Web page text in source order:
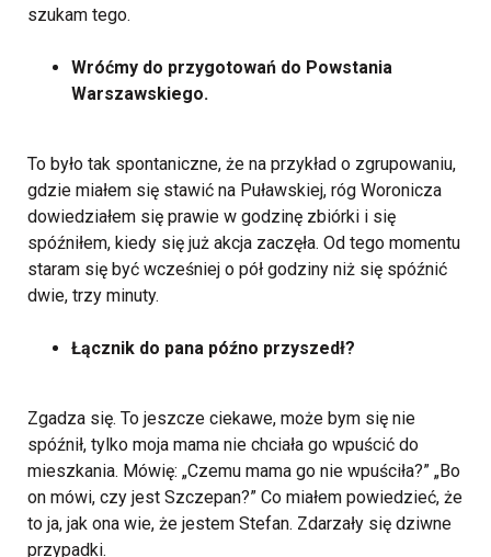
szukam tego.
Wróćmy do przygotowań do Powstania
Warszawskiego.
To było tak spontaniczne, że na przykład o zgrupowaniu,
gdzie miałem się stawić na Puławskiej, róg Woronicza
dowiedziałem się prawie w godzinę zbiórki i się
spóźniłem, kiedy się już akcja zaczęła. Od tego momentu
staram się być wcześniej o pół godziny niż się spóźnić
dwie, trzy minuty.
Łącznik do pana późno przyszedł?
Zgadza się. To jeszcze ciekawe, może bym się nie
spóźnił, tylko moja mama nie chciała go wpuścić do
mieszkania. Mówię: „Czemu mama go nie wpuściła?” „Bo
on mówi, czy jest Szczepan?” Co miałem powiedzieć, że
to ja, jak ona wie, że jestem Stefan. Zdarzały się dziwne
przypadki.